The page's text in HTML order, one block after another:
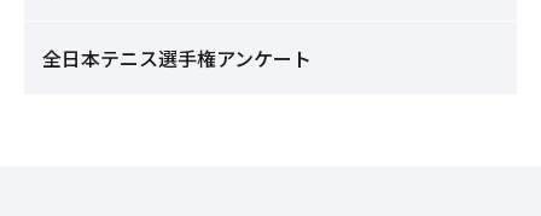
全日本テニス選手権アンケート